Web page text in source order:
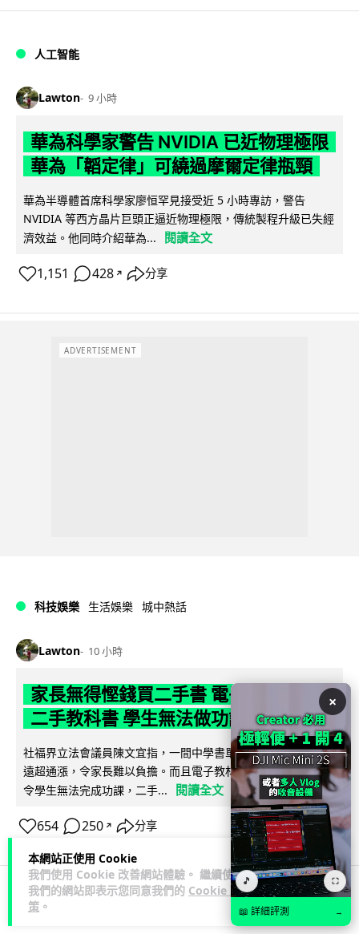
本網站正使用 Cookie
我們使用 Cookie 改善網站體驗。 繼續使用
我們的網站即表示您同意我們的 Cookie 政
策 。
人工智能
Lawton 9 小時
華為科學家警告 NVIDIA 已近物理極限
華為「韜定律」可繞過摩爾定律瓶頸
華為半導體首席科學家廖恒罕見接受近 5 小時專訪，警告
NVIDIA 等西方晶片巨頭正逼近物理極限，傳統製程升級已失經
濟效益。他同時介紹華為...
閱讀全文
1,151 428 ↗ 分享
ADVERTISEMENT
科技娛樂 生活娛樂 城中熱話
Lawton 10 小時
家長無得慳錢買二手書 電子啟動碼鎖死
二手教科書 學生無法做功課
社福界立法會議員陳文宜指，一間中學書單價錢按年加 14.7%
遠超通漲，令家長難以負擔。而且電子教材啟動碼這項設計，
令學生無法完成功課，二手...
閱讀全文
654 250 ↗ 分享
科技娛樂
×
🎵 ⛶
📖 詳細評測 →